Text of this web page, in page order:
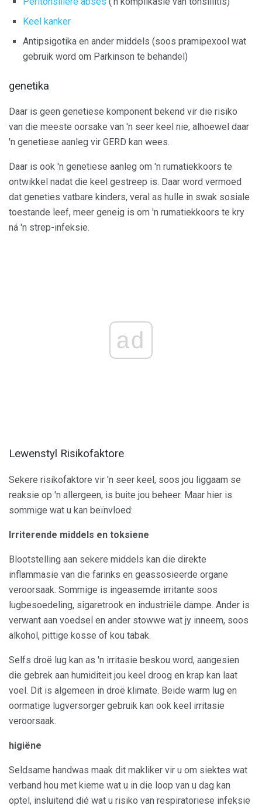
Keel kanker
Antipsigotika en ander middels (soos pramipexool wat
gebruik word om Parkinson te behandel)
genetika
Daar is geen genetiese komponent bekend vir die risiko
van die meeste oorsake van 'n seer keel nie, alhoewel daar
'n genetiese aanleg vir GERD kan wees.
Daar is ook 'n genetiese aanleg om 'n rumatiekkoors te
ontwikkel nadat die keel gestreep is. Daar word vermoed
dat geneties vatbare kinders, veral as hulle in swak sosiale
toestande leef, meer geneig is om 'n rumatiekkoors te kry
ná 'n strep-infeksie.
ad
Lewenstyl Risikofaktore
Sekere risikofaktore vir 'n seer keel, soos jou liggaam se
reaksie op 'n allergeen, is buite jou beheer. Maar hier is
sommige wat u kan beïnvloed:
Irriterende middels en toksiene
Blootstelling aan sekere middels kan die direkte
inflammasie van die farinks en geassosieerde organe
veroorsaak. Sommige is ingeasemde irritante soos
lugbesoedeling, sigaretrook en industriële dampe. Ander is
verwant aan voedsel en ander stowwe wat jy inneem, soos
alkohol, pittige kosse of kou tabak.
Selfs droë lug kan as 'n irritasie beskou word, aangesien
die gebrek aan humiditeit jou keel droog en krap kan laat
voel. Dit is algemeen in droë klimate. Beide warm lug en
oormatige lugversorger gebruik kan ook keel irritasie
veroorsaak.
higiëne
Seldsame handwas maak dit makliker vir u om siektes wat
verband hou met kieme wat u in die loop van u dag kan
optel, insluitend dié wat u risiko van respiratoriese infeksie